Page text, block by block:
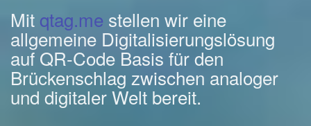
Mit qtag.me stellen wir eine
allgemeine Digitalisierungslösung
auf QR-Code Basis für den
Brückenschlag zwischen analoger
und digitaler Welt bereit.